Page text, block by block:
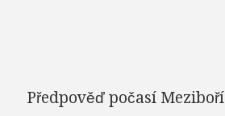
Předpověď počasí Meziboří